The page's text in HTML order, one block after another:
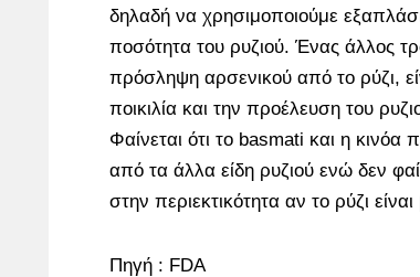
δηλαδή να χρησιμοποιούμε
ποσότητα του ρυζιού. Ένας άλλος
πρόσληψη αρσενικού από το ρύζι,
ποικιλία και την προέλευση του
Φαίνεται ότι το basmati και η κινόα
από τα άλλα είδη ρυζιού ενώ δεν
στην περιεκτικότητα αν το ρύζι είναι
Πηγή : FDA